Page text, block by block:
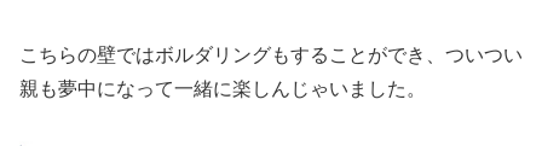
こちらの壁ではボルダリングもすることができ、ついつい
親も夢中になって一緒に楽しんじゃいました。